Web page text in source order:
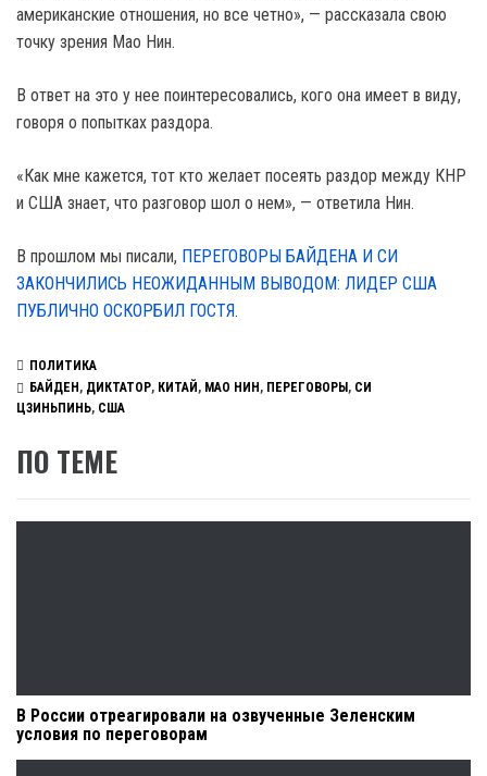
американские отношения, но все четно», — рассказала свою
точку зрения Mao Нин.
В ответ на это у нее поинтересовались, кого она имеет в виду,
говоря о попытках раздора.
«Как мне кажется, тот кто желает посеять раздор между КНР
и США знает, что разговор шол о нем», — ответила Нин.
В прошлом мы писали, ПЕРЕГОВОРЫ БАЙДЕНА И СИ
ЗАКОНЧИЛИСЬ НЕОЖИДАННЫМ ВЫВОДОМ: ЛИДЕР США
ПУБЛИЧНО ОСКОРБИЛ ГОСТЯ.
ПОЛИТИКА
БАЙДЕН , ДИКТАТОР, КИТАЙ , МАО НИН , ПЕРЕГОВОРЫ , СИ
ЦЗИНЬПИНЬ, США
ПО ТЕМЕ
В России отреагировали на озвученные Зеленским
условия по переговорам